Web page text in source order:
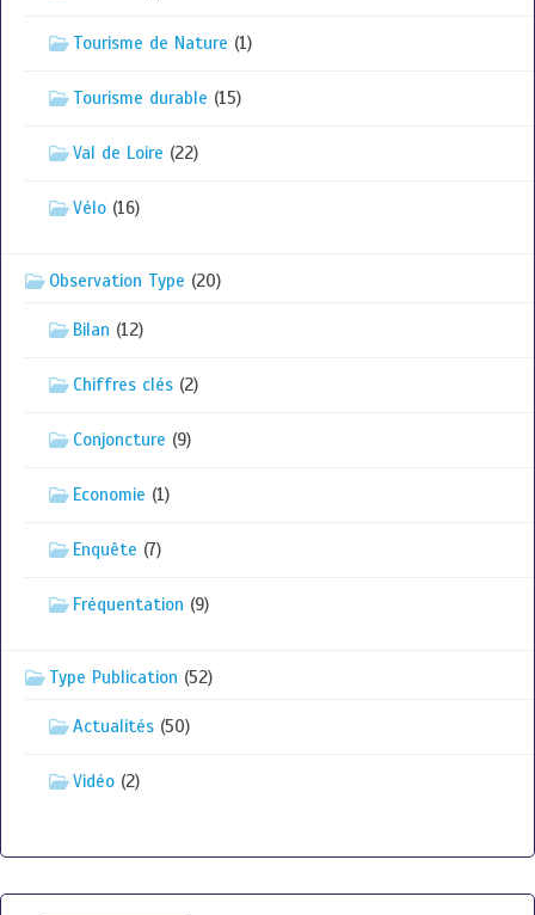
Tourisme de Nature (1)
Tourisme durable (15)
Val de Loire (22)
Vélo (16)
Observation Type (20)
Bilan (12)
Chiffres clés (2)
Conjoncture (9)
Economie (1)
Enquête (7)
Fréquentation (9)
Type Publication (52)
Actualités (50)
Vidéo (2)